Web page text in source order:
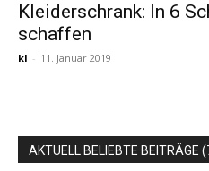
Kleiderschrank: In 6
schaffen
kl - 11. Januar 2019
AKTUELL BELIEBTE BEITRÄGE